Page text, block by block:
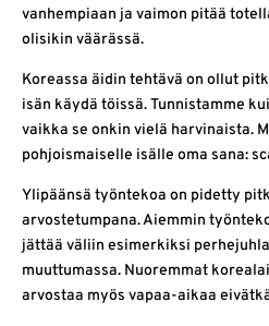
vanhempiaan ja vaimon pitää
olisikin väärässä.
Koreassa äidin tehtävä on ollut
isän käydä töissä. Tunnistamme
vaikka se onkin vielä harvinaista.
pohjoismaiselle isälle oma sana:
Ylipäänsä työntekoa on pidetty
arvostetumpana. Aiemmin
jättää väliin esimerkiksi
muuttumassa. Nuoremmat
arvostaa myös vapaa-aikaa